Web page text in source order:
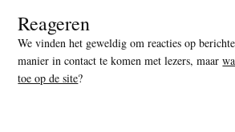
Reageren
We vinden het geweldig om reacties op
manier in contact te komen met lezers, maar
toe op de site?